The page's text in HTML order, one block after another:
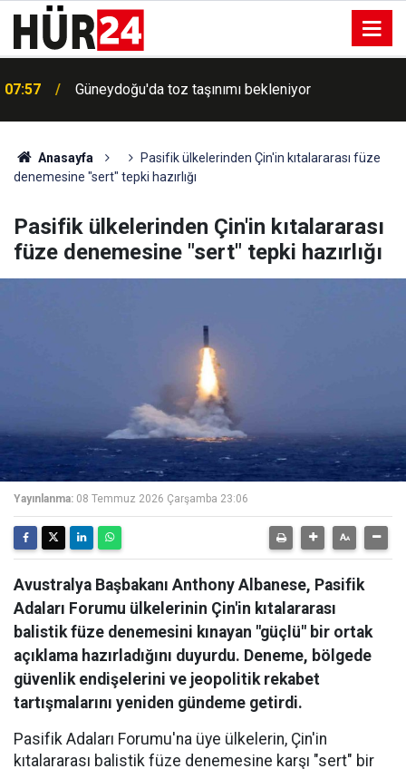
07:57 Güneydoğu'da toz taşınımı bekleniyor
Anasayfa
Pasifik ülkelerinden Çin'in kıtalararası füze
denemesine "sert" tepki hazırlığı
Pasifik ülkelerinden Çin'in kıtalararası
füze denemesine "sert" tepki hazırlığı
Yayınlanma: 08 Temmuz 2026 Çarşamba 23:06
Avustralya Başbakanı Anthony Albanese, Pasifik
Adaları Forumu ülkelerinin Çin'in kıtalararası
balistik füze denemesini kınayan "güçlü" bir ortak
açıklama hazırladığını duyurdu. Deneme, bölgede
güvenlik endişelerini ve jeopolitik rekabet
tartışmalarını yeniden gündeme getirdi.
Pasifik Adaları Forumu'na üye ülkelerin, Çin'in
kıtalararası balistik füze denemesine karşı "sert" bir